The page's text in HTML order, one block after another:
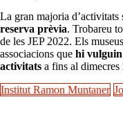
La gran majoria d’activitats
reserva prèvia. Trobareu
de les JEP 2022. Els
associacions que hi
activitats a fins al dimecres
Institut Ramon Muntaner